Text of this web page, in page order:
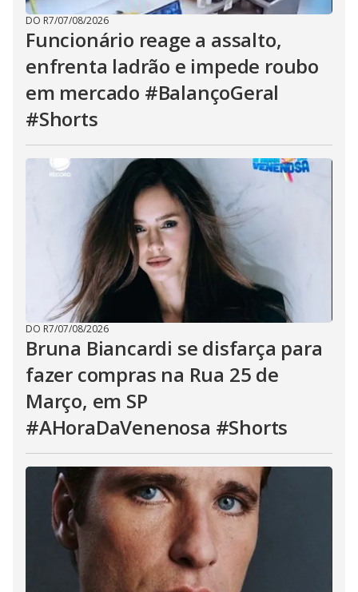
DO R7/07/08/2026
Funcionário reage a assalto,
enfrenta ladrão e impede roubo
em mercado #BalançoGeral
#Shorts
DO R7/07/08/2026
Bruna Biancardi se disfarça para
fazer compras na Rua 25 de
Março, em SP
#AHoraDaVenenosa #Shorts